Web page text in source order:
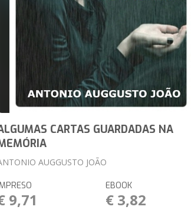
CARTAS GUARDADAS NA
AUGGUSTO JOÃO
9,71
EBOOK
€ 3,82